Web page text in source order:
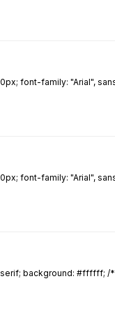
font-family: "Arial",
font-family: "Arial",
background: #ffffff;